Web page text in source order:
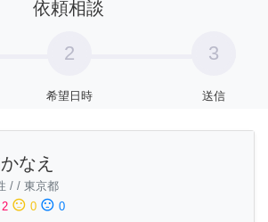
依頼相談
2
希望日時
3
送信
なえ
/ / 東京都
2 sentiment_neutral 0 sentiment_dissatisfied 0